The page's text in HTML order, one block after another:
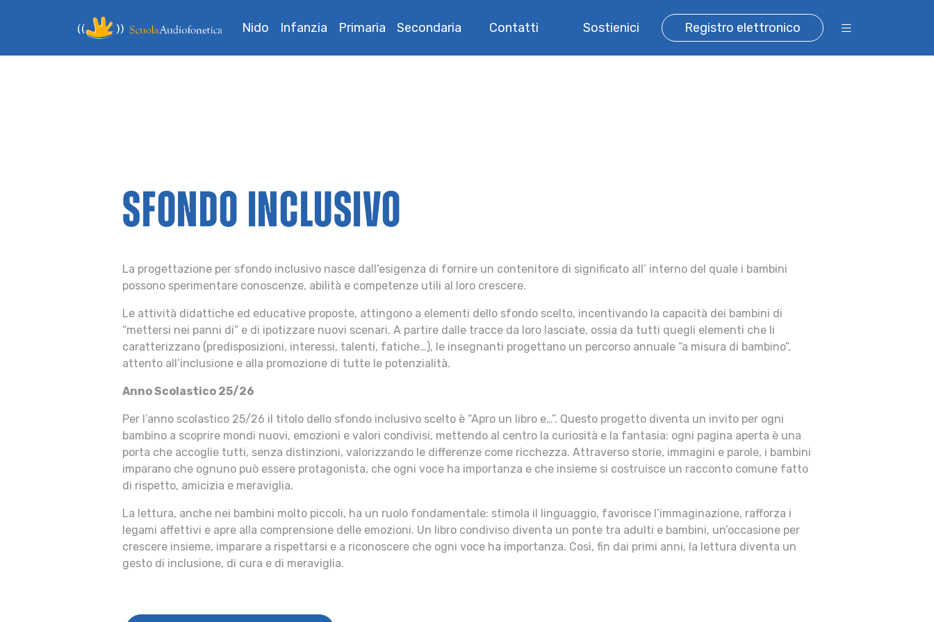
Nido Infanzia Primaria Secondaria Contatti Sostienici Registro elettronico
SFONDO INCLUSIVO
La progettazione per sfondo inclusivo nasce dall’esigenza di fornire un contenitore di significato all’ interno del quale i bambini
possono sperimentare conoscenze, abilità e competenze utili al loro crescere.
Le attività didattiche ed educative proposte, attingono a elementi dello sfondo scelto, incentivando la capacità dei bambini di
“mettersi nei panni di” e di ipotizzare nuovi scenari. A partire dalle tracce da loro lasciate, ossia da tutti quegli elementi che li
caratterizzano (predisposizioni, interessi, talenti, fatiche…), le insegnanti progettano un percorso annuale “a misura di bambino”,
attento all’inclusione e alla promozione di tutte le potenzialità.
Anno Scolastico 25/26
Per l’anno scolastico 25/26 il titolo dello sfondo inclusivo scelto è “Apro un libro e…”. Questo progetto diventa un invito per ogni
bambino a scoprire mondi nuovi, emozioni e valori condivisi, mettendo al centro la curiosità e la fantasia: ogni pagina aperta è una
porta che accoglie tutti, senza distinzioni, valorizzando le differenze come ricchezza. Attraverso storie, immagini e parole, i bambini
imparano che ognuno può essere protagonista, che ogni voce ha importanza e che insieme si costruisce un racconto comune fatto
di rispetto, amicizia e meraviglia.
La lettura, anche nei bambini molto piccoli, ha un ruolo fondamentale: stimola il linguaggio, favorisce l’immaginazione, rafforza i
legami affettivi e apre alla comprensione delle emozioni. Un libro condiviso diventa un ponte tra adulti e bambini, un’occasione per
crescere insieme, imparare a rispettarsi e a riconoscere che ogni voce ha importanza. Così, fin dai primi anni, la lettura diventa un
gesto di inclusione, di cura e di meraviglia.